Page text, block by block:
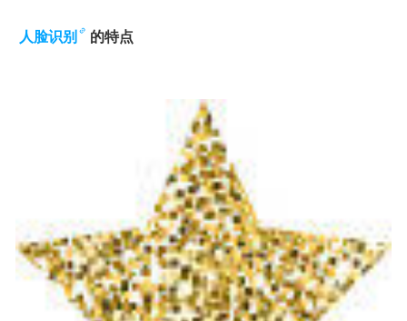
人脸识别 的特点